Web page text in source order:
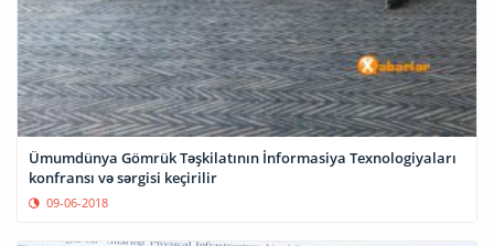
Ümumdünya Gömrük Təşkilatının İnformasiya Texnologiyaları
konfransı və sərgisi keçirilir
09-06-2018